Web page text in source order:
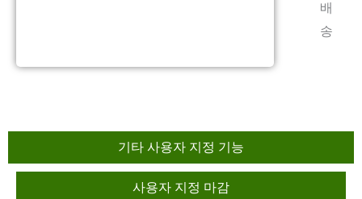
배
송
기타 사용자 지정 기능
사용자 지정 마감